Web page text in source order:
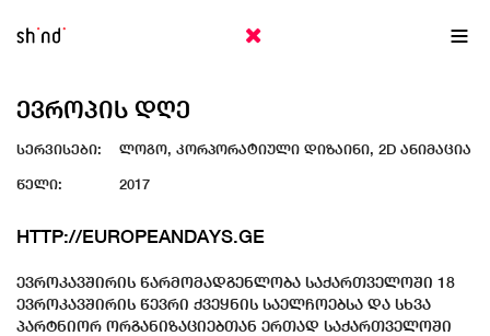
ᲔᲕᲠᲝᲞᲘᲡ ᲓᲦᲔ
სერვისები: ლოგო, კორპორატიული დიზაინი, 2D ანიმაცია
წელი: 2017
HTTP://EUROPEANDAYS.GE
ევროკავშირის წარმომადგენლობა საქართველოში 18
ევროკავშირის წევრი ქვეყნის საელჩოებსა და სხვა
პარტნიორ ორგანიზაციებთან ერთად საქართველოში